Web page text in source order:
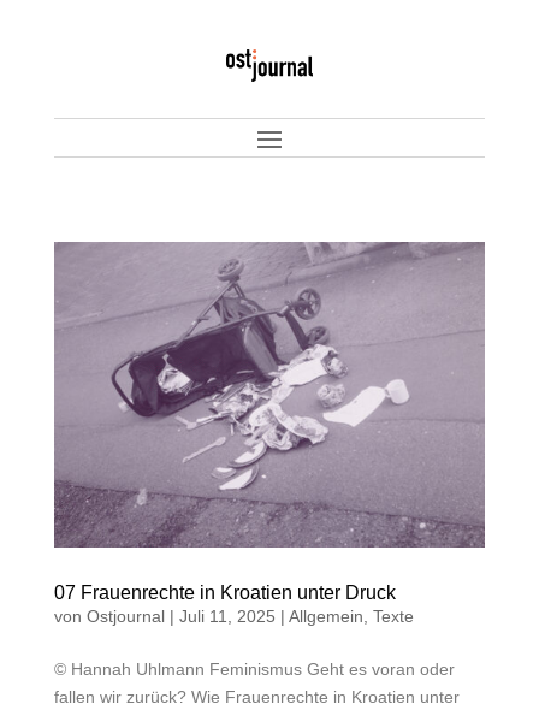
07 Frauenrechte in Kroatien unter Druck
von Ostjournal| Juli 11, 2025 | Allgemein Texte
© Hannah Uhlmann Feminismus Geht es voran oder
fallen wir zurück? Wie Frauenrechte in Kroatien unter